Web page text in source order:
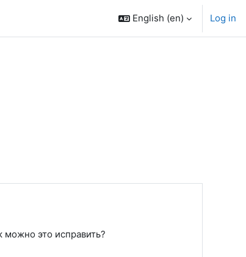
English ‎(en)‎ Log in
можно это исправить?